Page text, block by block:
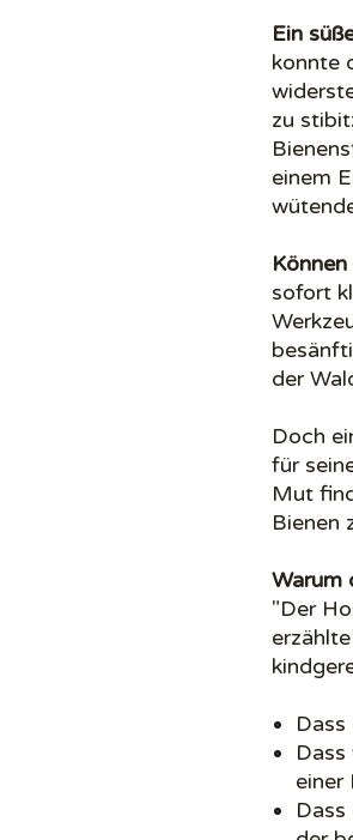
Ein
konnte
zu
einem
sofort
der
Doch
für
Mut
Bienen
Warum
"Der
Dass
einer